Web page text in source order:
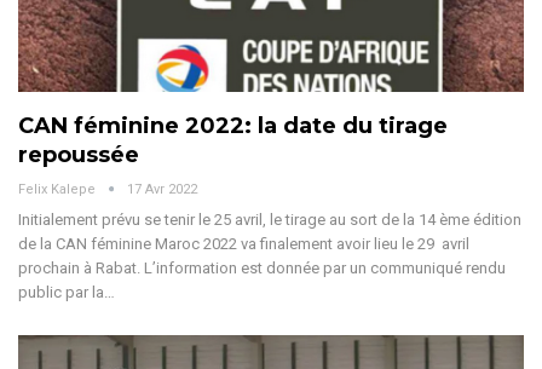
CAN féminine 2022: la date du tirage
repoussée
Felix Kalepe 17 Avr 2022
Initialement prévu se tenir le 25 avril, le tirage au sort de la 14 ème édition
de la CAN féminine Maroc 2022 va finalement avoir lieu le 29 avril
prochain à Rabat. L’information est donnée par un communiqué rendu
public par la…